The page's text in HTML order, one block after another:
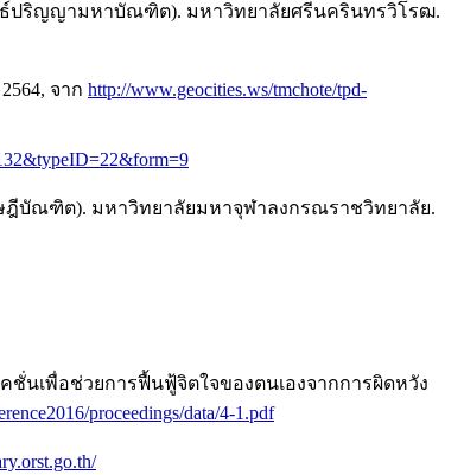
ธ์ปริญญามหาบัณฑิต). มหาวิทยาลัยศรีนครินทรวิโรฒ.
จาก http://www.geocities.ws/tmchote/tpd-
บัณฑิต). มหาวิทยาลัยมหาจุฬาลงกรณราชวิทยาลัย.
นเพื่อช่วยการฟื้นฟู้จิตใจของตนเองจากการผิดหวัง
proceedings/data/4-1.pdf